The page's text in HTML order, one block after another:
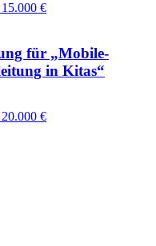
€
für „Mobile-
in Kitas“
€